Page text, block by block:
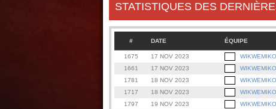
STATISTIQUES DES
# DATE ÉQUIPE
1675 17 NOV 2023
1661 17 NOV 2023
1781 18 NOV 2023
1717 18 NOV 2023
1797 19 NOV 2023